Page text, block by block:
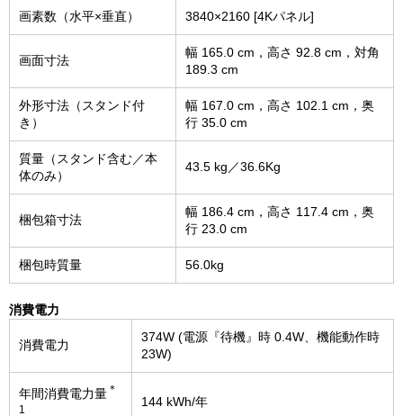
画素数（水平×垂直） 3840×2160 [4Kパネル]
画面寸法
幅 165.0 cm，高さ 92.8 cm，対角
189.3 cm
外形寸法（スタンド付
き）
幅 167.0 cm，高さ 102.1 cm，奥
行 35.0 cm
質量（スタンド含む／本
体のみ）
43.5 kg／36.6Kg
梱包箱寸法
幅 186.4 cm，高さ 117.4 cm，奥
行 23.0 cm
梱包時質量 56.0kg
消費電力
消費電力
374W (電源『待機』時 0.4W、機能動作時
23W)
年間消費電力量 ＊
1
144 kWh/年